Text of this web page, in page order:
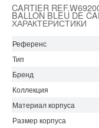
CARTIER
BALLON BLEU DE
ХАРАКТЕРИСТИКИ
Референс
Тип
Бренд
Коллекция
Материал корпуса
Размер корпуса